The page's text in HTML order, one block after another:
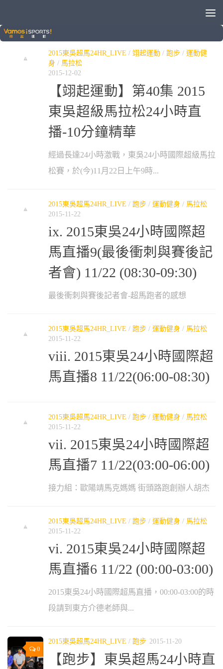
分類：2015東吳超馬24HR_LIVE
2015東吳超馬24HR_LIVE / 翊起運動 / 跑步 / 運動健
身 / 馬拉松
2015-12-02
【翊起運動】第40集 2015
東吳超級馬拉松24小時直
播-10分鐘精華
經過長達24小時激戰，東吳24小時國際超級馬拉
松賽，於(今)11月22日上午9時...
2015東吳超馬24HR_LIVE / 跑步 / 運動健身 / 馬拉松
2015-11-22
ix. 2015東吳24小時國際超
馬直播9(最後衝刺與賽後記
者會) 11/22 (08:30-09:30)
最後衝刺與賽後記者會-超馬跑者的感想
2015東吳超馬24HR_LIVE / 跑步 / 運動健身 / 馬拉松
2015-11-22
viii. 2015東吳24小時國際超
馬直播8 11/22(06:00-08:30)
2015東吳超馬24HR_LIVE / 跑步 / 運動健身 / 馬拉松
2015-11-22
vii. 2015東吳24小時國際超
馬直播7 11/22(03:00-06:00)
接力組：歐陽靖馬克媽媽 街頭路跑創辦人胡杰
2015東吳超馬24HR_LIVE / 跑步 / 運動健身 / 馬拉松
2015-11-22
vi. 2015東吳24小時國際超
馬直播6 11/22 (00:00-03:00)
2015東吳24小時國際超馬直播，00:00-03:00的時
段請到東方介德老師與...
0
2015東吳超馬24HR_LIVE / 跑步 2015-11-20
【跑步】東吳超馬24小時直